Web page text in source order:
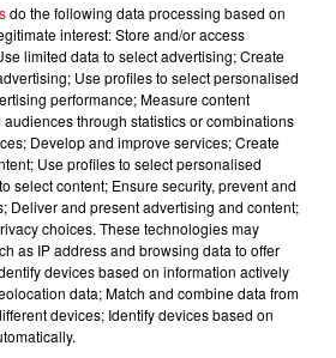
INTERPELLÉES DEPUIS DÉBUT
do the following data processing based on
interest: Store and/or access
limited data to select advertising; Create
Use profiles to select personalised
performance; Measure content
through statistics or combinations
Develop and improve services; Create
Use profiles to select personalised
select content; Ensure security, prevent and
Deliver and present advertising and content;
choices. These technologies may
as IP address and browsing data to offer
devices based on information actively
data; Match and combine data from
devices; Identify devices based on